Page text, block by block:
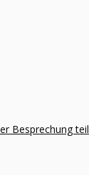
Besprechung teil